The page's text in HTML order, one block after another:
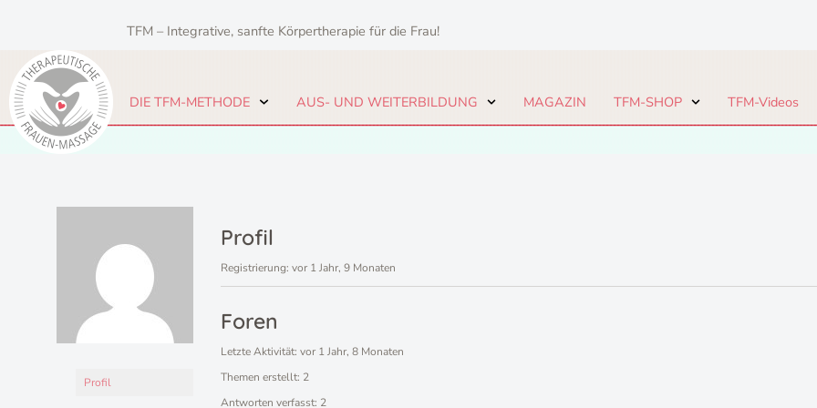
TFM – Integrative, sanfte Körpertherapie für die Frau!
DIE TFM-METHODE AUS- UND WEITERBILDUNG MAGAZIN TFM-SHOP TFM-Videos
Profil
Profil
Registrierung: vor 1 Jahr, 9 Monaten
Foren
Letzte Aktivität: vor 1 Jahr, 8 Monaten
Themen erstellt: 2
Antworten verfasst: 2